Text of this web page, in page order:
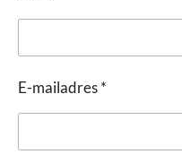
E-mailadres *